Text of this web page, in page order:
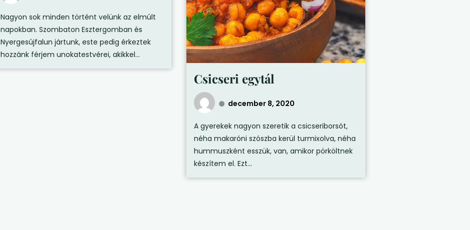
Nagyon sok minden történt velünk az elmúlt
napokban. Szombaton Esztergomban és
Nyergesújfalun jártunk, este pedig érkeztek
hozzánk férjem unokatestvérei, akikkel...
Csicseri egytál
december 8, 2020
A gyerekek nagyon szeretik a csicseriborsót,
néha makaróni szószba kerül turmixolva, néha
hummuszként esszük, van, amikor pörköltnek
készítem el. Ezt...